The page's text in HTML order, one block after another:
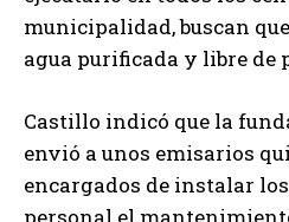
municipalidad, buscan
agua purificada y libre de
Castillo indicó que la
envió a unos emisarios
encargados de instalar